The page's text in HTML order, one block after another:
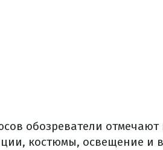
обозреватели
костюмы, освещение и